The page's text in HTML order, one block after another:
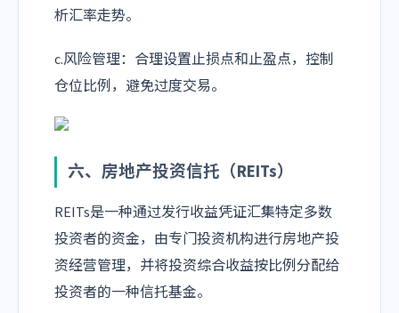
析汇率走势。
c.风险管理：合理设置止损点和止盈点，控制
仓位比例，避免过度交易。
六、房地产投资信托（REITs）
REITs是一种通过发行收益凭证汇集特定多数
投资者的资金，由专门投资机构进行房地产投
资经营管理，并将投资综合收益按比例分配给
投资者的一种信托基金。